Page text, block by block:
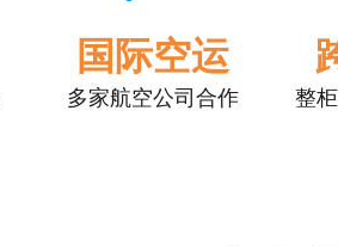
国际空运
多家航空公司合作 整